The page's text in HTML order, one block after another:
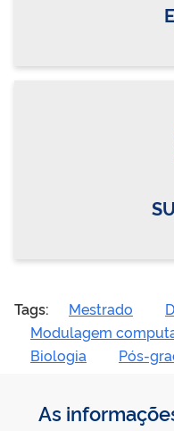
Tags: Mestrado
Modulagem
Biologia
Pós-
As